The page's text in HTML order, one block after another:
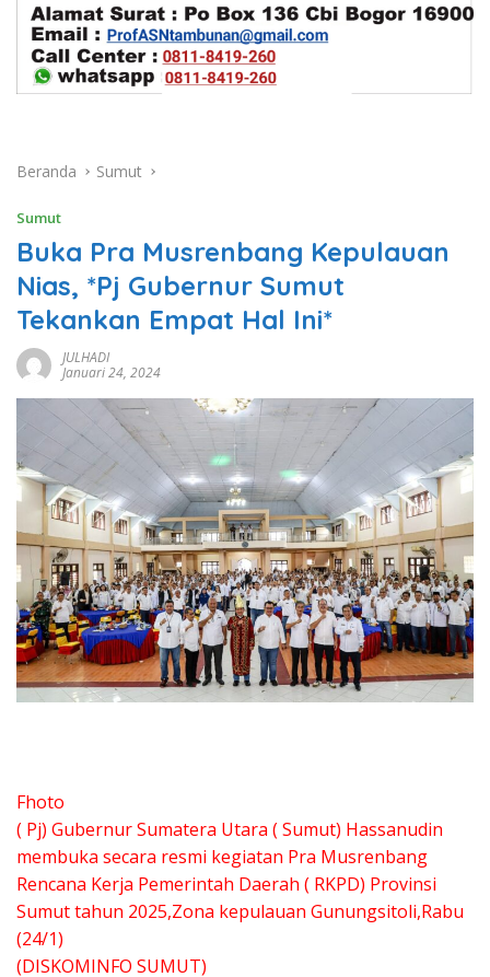
Beranda Sumut
Sumut
Buka Pra Musrenbang Kepulauan
Nias, *Pj Gubernur Sumut
Tekankan Empat Hal Ini*
JULHADI
Januari 24, 2024
Fhoto
( Pj) Gubernur Sumatera Utara ( Sumut) Hassanudin
membuka secara resmi kegiatan Pra Musrenbang
Rencana Kerja Pemerintah Daerah ( RKPD) Provinsi
Sumut tahun 2025,Zona kepulauan Gunungsitoli,Rabu
(24/1)
(DISKOMINFO SUMUT)